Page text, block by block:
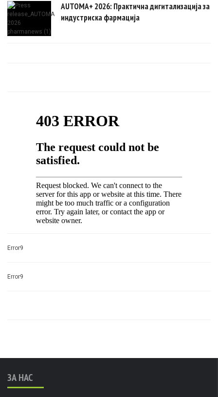
AUTOMA+ 2026: Практична дигитализација за
индустриска фармација
Error9
Error9
ЗА НАС